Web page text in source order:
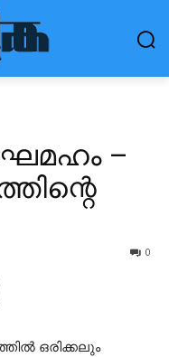
–
0
ഒരിക്കലും